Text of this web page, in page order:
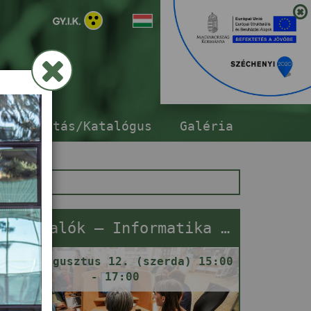
Katalógus Galéria
Netrevalók – Informatika segítségnyújtás
augusztus 12. (szerda) 15:00
- 17:00